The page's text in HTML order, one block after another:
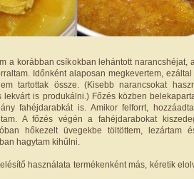
a korábban csíkokban lehántott narancshéjat,
Időnként alaposan megkevertem,
tartottak össze. (Kisebb narancsokat
is produkálni.) Főzés közben
fahéjdarabkát is. Amikor felforrt,
A főzés végén a fahéjdarabokat
hőkezelt üvegekbe töltöttem, lezártam
hagytam kihűlni.
használata termékenként más, kéretik